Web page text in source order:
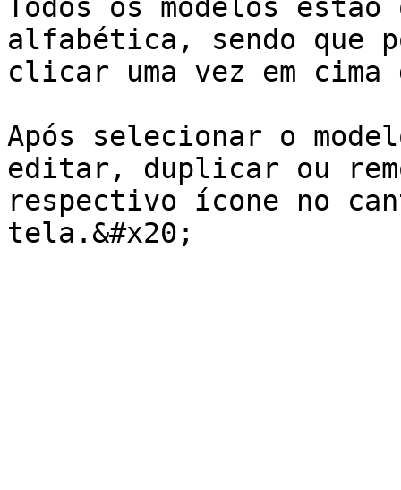
Todos os modelos estão
alfabética, sendo que
clicar uma vez em
Após selecionar o
editar, duplicar ou
respectivo ícone no